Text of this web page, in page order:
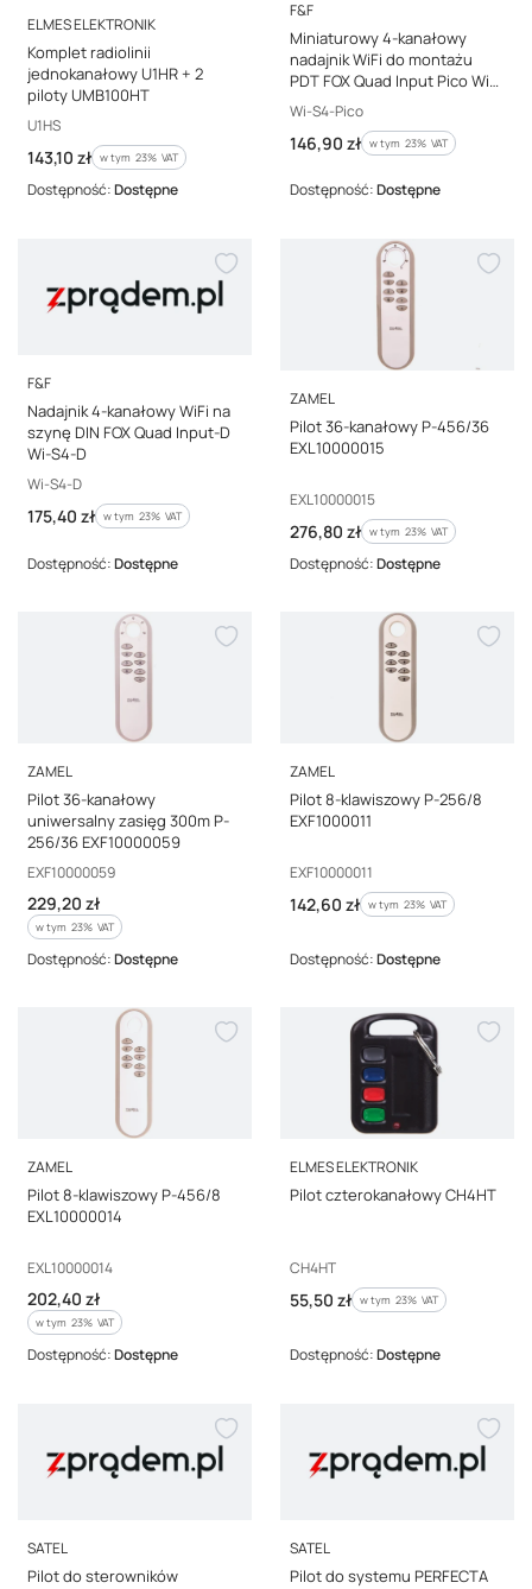
PRODUCENT
ELMES ELEKTRONIK
Komplet radiolinii
jednokanałowy U1HR + 2
piloty UMB100HT
Kod producenta
U1HS
Cena brutto
143,10 zł w tym %s VAT
w tym 23% VAT
Dostępność:Dostępne
PRODUCENT
F&F
Miniaturowy 4-kanałowy
nadajnik WiFi do montażu
PDT FOX Quad Input Pico Wi-
S4-Pico
Kod producenta
Wi-S4-Pico
Cena brutto
146,90 zł w tym %s VAT
w tym 23% VAT
Dostępność:Dostępne
PRODUCENT
F&F
Nadajnik 4-kanałowy WiFi na
szynę DIN FOX Quad Input-D
Wi-S4-D
Kod producenta
Wi-S4-D
Cena brutto
175,40 zł w tym %s VAT
w tym 23% VAT
Dostępność:Dostępne
PRODUCENT
ZAMEL
Pilot 36-kanałowy P-456/36
EXL10000015
Kod producenta
EXL10000015
Cena brutto
276,80 zł w tym %s VAT
w tym 23% VAT
Dostępność:Dostępne
PRODUCENT
ZAMEL
Pilot 36-kanałowy
uniwersalny zasięg 300m P-
256/36 EXF10000059
Kod producenta
EXF10000059
Cena brutto
229,20 zł
w tym %s VAT
w tym 23% VAT
Dostępność:Dostępne
PRODUCENT
ZAMEL
Pilot 8-klawiszowy P-256/8
EXF1000011
Kod producenta
EXF10000011
Cena brutto
142,60 zł w tym %s VAT
w tym 23% VAT
Dostępność:Dostępne
PRODUCENT
ZAMEL
Pilot 8-klawiszowy P-456/8
EXL10000014
Kod producenta
EXL10000014
Cena brutto
202,40 zł
w tym %s VAT
w tym 23% VAT
Dostępność:Dostępne
PRODUCENT
ELMES ELEKTRONIK
Pilot czterokanałowy CH4HT
Kod producenta
CH4HT
Cena brutto
55,50 zł w tym %s VAT
w tym 23% VAT
Dostępność:Dostępne
PRODUCENT
SATEL
Pilot do sterowników
PRODUCENT
SATEL
Pilot do systemu PERFECTA